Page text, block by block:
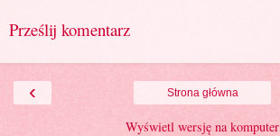
Prześlij komentarz
‹ Strona główna
Wyświetl wersję na komputer